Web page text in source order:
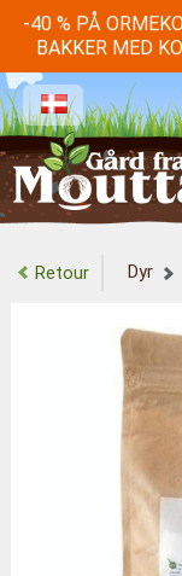
-40 % PÅ
BAKKER MED
Retour Dyr